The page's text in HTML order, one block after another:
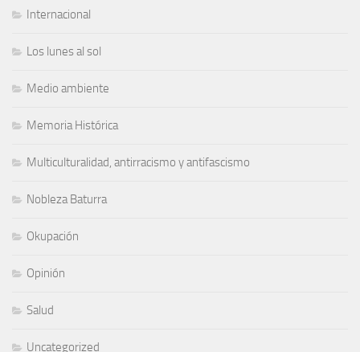
Internacional
Los lunes al sol
Medio ambiente
Memoria Histórica
Multiculturalidad, antirracismo y antifascismo
Nobleza Baturra
Okupación
Opinión
Salud
Uncategorized